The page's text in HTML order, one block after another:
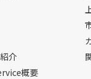
介
概要